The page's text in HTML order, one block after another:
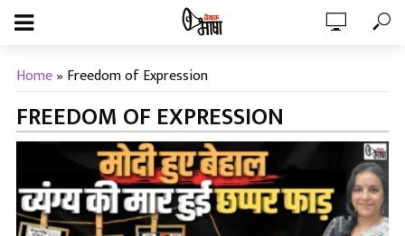
Home» Freedom of Expression
FREEDOM OF EXPRESSION